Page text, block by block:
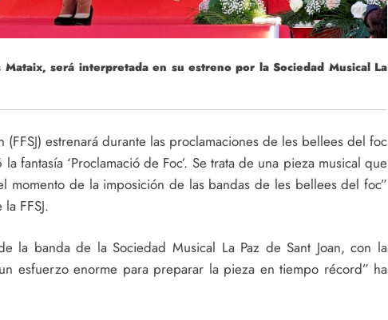
será interpretada en su estreno por la Sociedad Musical La
(FFSJ) estrenará durante las proclamaciones de les bellees del foc
fantasía ‘Proclamació de Foc’. Se trata de una pieza musical que
momento de la imposición de las bandas de les bellees del foc”
FFSJ.
la banda de la Sociedad Musical La Paz de Sant Joan, con la
esfuerzo enorme para preparar la pieza en tiempo récord” ha